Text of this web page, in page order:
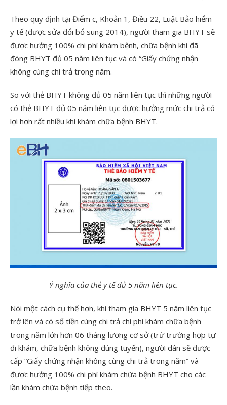
Theo quy định tại Điểm c, Khoản 1, Điều 22, Luật Bảo hiểm
y tế (được sửa đổi bổ sung 2014), người tham gia BHYT sẽ
được hưởng 100% chi phí khám bệnh, chữa bệnh khi đã
đóng BHYT đủ 05 năm liên tục và có “Giấy chứng nhận
không cùng chi trả trong năm.
So với thẻ BHYT không đủ 05 năm liên tục thì những người
có thẻ BHYT đủ 05 năm liên tục được hưởng mức chi trả có
lợi hơn rất nhiều khi khám chữa bệnh BHYT.
Ý nghĩa của thẻ y tế đủ 5 năm liên tục.
Nói một cách cụ thể hơn, khi tham gia BHYT 5 năm liên tục
trở lên và có số tiền cùng chi trả chi phí khám chữa bệnh
trong năm lớn hơn 06 tháng lương cơ sở (trừ trường hợp tự
đi khám, chữa bệnh không đúng tuyến), người dân sẽ được
cấp “Giấy chứng nhận không cùng chi trả trong năm” và
được hưởng 100% chi phí khám chữa bệnh BHYT cho các
lần khám chữa bệnh tiếp theo.